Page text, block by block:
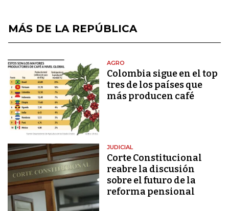
MÁS DE LA REPÚBLICA
AGRO
Colombia sigue en el top
tres de los países que
más producen café
JUDICIAL
Corte Constitucional
reabre la discusión
sobre el futuro de la
reforma pensional